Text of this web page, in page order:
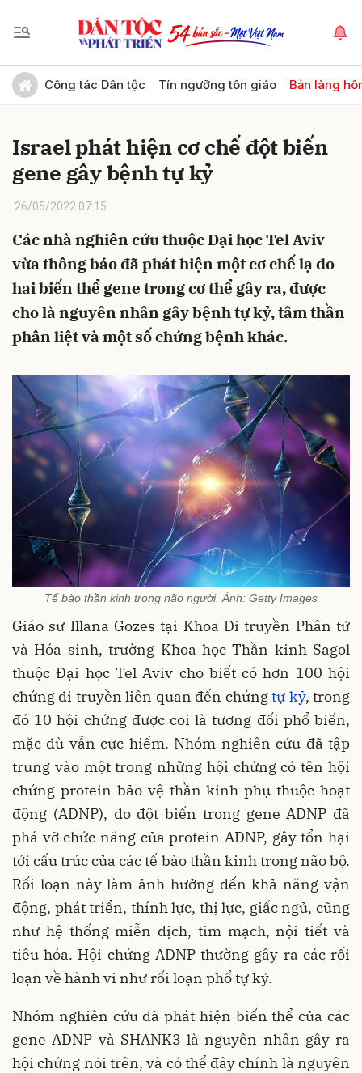
Công tác Dân tộc Tín ngưỡng tôn giáo Bản làng
Israel phát hiện cơ chế đột biến
gene gây bệnh tự kỷ
26/05/2022 07:15
Các nhà nghiên cứu thuộc Đại học Tel Aviv
vừa thông báo đã phát hiện một cơ chế lạ do
hai biến thể gene trong cơ thể gây ra, được
cho là nguyên nhân gây bệnh tự kỷ, tâm thần
phân liệt và một số chứng bệnh khác.
Tế bào thần kinh trong não người. Ảnh: Getty Images
Giáo sư Illana Gozes tại Khoa Di truyền Phân tử
và Hóa sinh, trường Khoa học Thần kinh Sagol
thuộc Đại học Tel Aviv cho biết có hơn 100 hội
chứng di truyền liên quan đến chứngtự kỷ, trong
đó 10 hội chứng được coi là tương đối phổ biến,
mặc dù vẫn cực hiếm. Nhóm nghiên cứu đã tập
trung vào một trong những hội chứng có tên hội
chứng protein bảo vệ thần kinh phụ thuộc hoạt
động (ADNP), do đột biến trong gene ADNP đã
phá vỡ chức năng của protein ADNP, gây tổn hại
tới cấu trúc của các tế bào thần kinh trong não bộ.
Rối loạn này làm ảnh hưởng đến khả năng vận
động, phát triển, thính lực, thị lực, giấc ngủ, cũng
như hệ thống miễn dịch, tim mạch, nội tiết và
tiêu hóa. Hội chứng ADNP thường gây ra các rối
loạn về hành vi như rối loạn phổ tự kỷ.
Nhóm nghiên cứu đã phát hiện biến thể của các
gene ADNP và SHANK3 là nguyên nhân gây ra
hội chứng nói trên, và có thể đây chính là nguyên
Gửi bình luận
Hủy Gửi